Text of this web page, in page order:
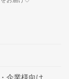
企業様向け